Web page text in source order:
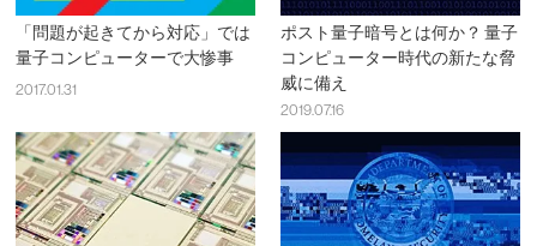
「問題が起きてから対応」では
量子コンピューターで大惨事
2017.01.31
ポスト量子暗号とは何か？ 量子
コンピューター時代の新たな脅
威に備え
2019.07.16